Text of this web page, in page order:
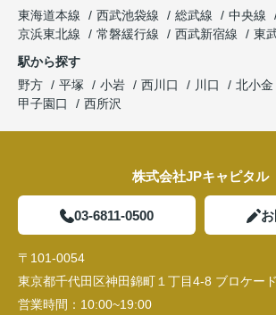
東海道本線
西武池袋線 総武線 中央線
京浜東北線
常磐緩行線 西武新宿線 東
駅から探す
野方
平塚 小岩 西川口 川口 北小金
甲子園口
西所沢
株式会社JPキャピタル
03-6811-0500
〒101-0054
東京都千代田区神田錦町１丁目4-8 ブロケー
営業時間： 10:00~19:00